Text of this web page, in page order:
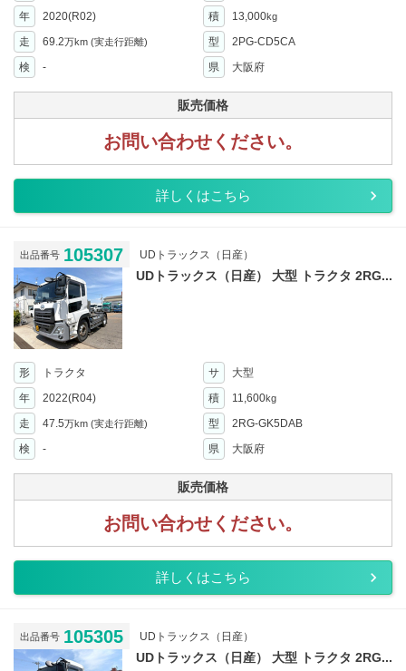
年
2020(R02) 積 13,000kg
走 69.2万km (実走行距離) 型
2PG-CD5CA
検
- 県 大阪府
販売価格
お問い合わせください。
詳しくはこちら
出品番号 105307 UDトラックス（日産）
UDトラックス（日産） 大型 トラクタ 2RG...
形 トラクタ サ
大型
年
2022(R04) 積 11,600kg
走 47.5万km (実走行距離) 型
2RG-GK5DAB
検
- 県 大阪府
販売価格
お問い合わせください。
詳しくはこちら
出品番号 105305 UDトラックス（日産）
UDトラックス（日産） 大型 トラクタ 2RG...